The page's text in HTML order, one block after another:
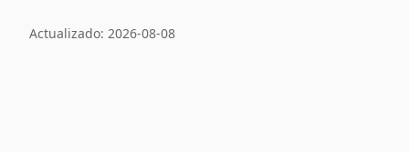
Actualizado: 2026-08-08